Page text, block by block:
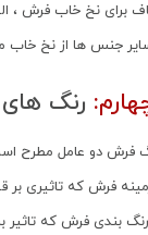
برای نخ خاب فرش
جنس ها از نخ خاب
رنگ
فرش دو عامل مطرح
فرش که تاثیری بر
بندی فرش که تاثیر